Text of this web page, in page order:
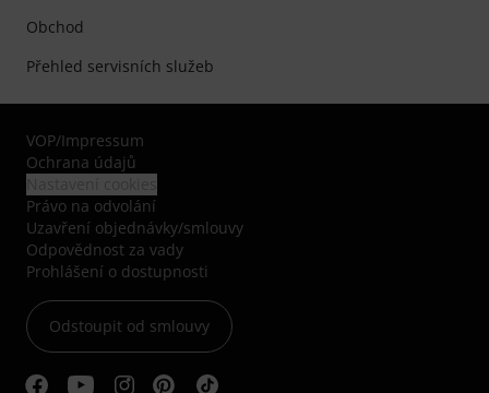
Obchod
Přehled servisních služeb
VOP/Impressum
Ochrana údajů
Právo na odvolání
Uzavření objednávky/smlouvy
Odpovědnost za vady
Prohlášení o dostupnosti
Odstoupit od smlouvy